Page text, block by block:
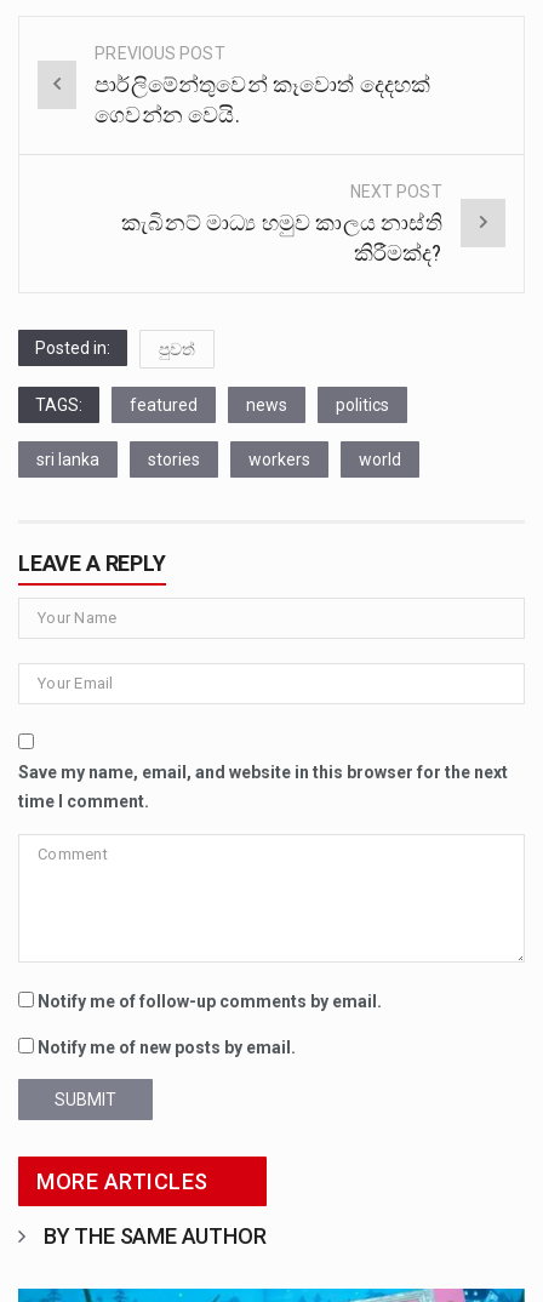
Post
navigation
PREVIOUS POST
පාර්ලිමේන්තුවෙන් කෑවොත් දෙදහක්
ගෙවන්න වෙයි.
NEXT POST
කැබිනට් මාධ්‍ය හමුව කාලය නාස්ති
කිරීමක්ද?
Posted in: පුවත්
TAGS: featured news politics
sri lanka stories workers world
LEAVE A REPLY
Save my name, email, and website in this browser for the next
time I comment.
Notify me of follow-up comments by email.
Notify me of new posts by email.
SUBMIT
MORE ARTICLES
BY THE SAME AUTHOR